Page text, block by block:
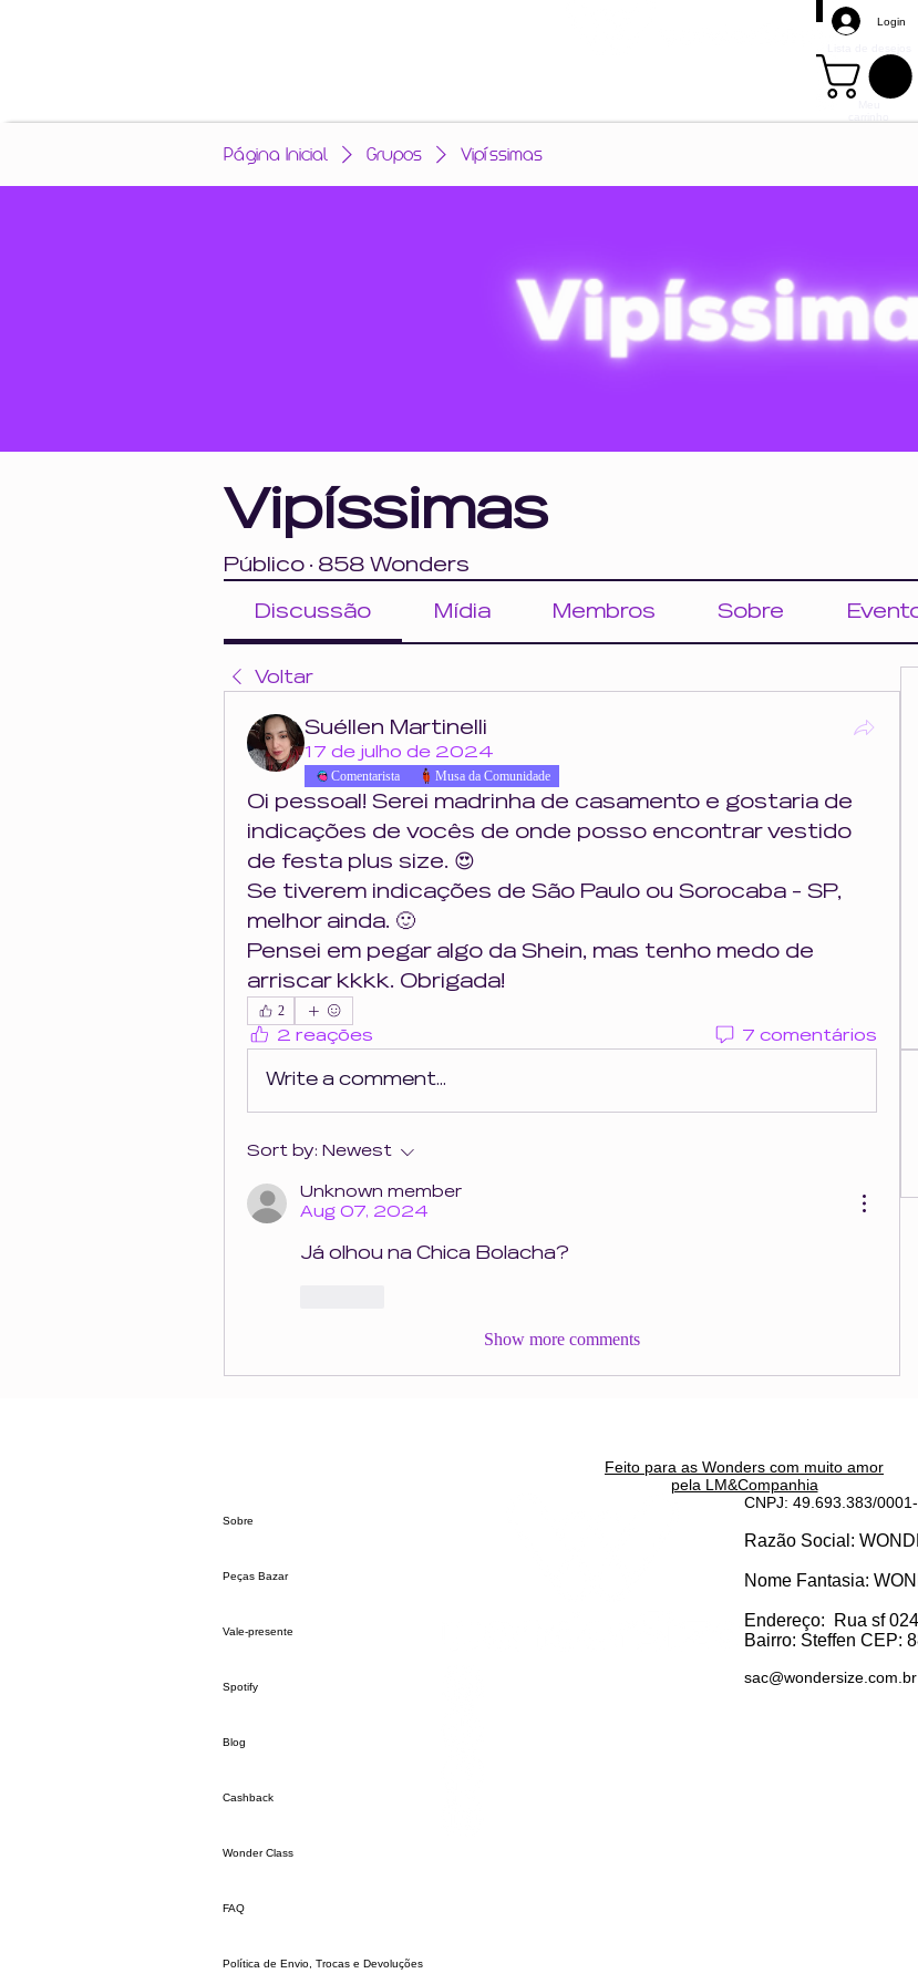
Login
Página Inicial Grupos Vipíssimas
Vipíssimas
Público · 858 Wonders
Discussão Mídia Membros Sobre
Voltar
Suéllen Martinelli
17 de julho de 2024
Comentarista Musa da Comunidade
Oi pessoal! Serei madrinha de casamento e gostaria de
indicações de vocês de onde posso encontrar vestido
de festa plus size. 😍
Se tiverem indicações de São Paulo ou Sorocaba - SP,
melhor ainda. 🙂
Pensei em pegar algo da Shein, mas tenho medo de
arriscar kkkk. Obrigada!
2
2 reações 7 comentários
Write a comment...
Sort by: Newest
Unknown member
Aug 07, 2024
Já olhou na Chica Bolacha?
Show more comments
Feito para as Wonders com muito amor
pela LM&Companhia
Sobre
Peças Bazar
Vale-presente
Spotify
Blog
Cashback
Wonder Class
FAQ
Política de Envio, Trocas e Devoluções
CNPJ: 49.693.383/
Razão Social:
Nome Fantasia:
Endereço:
Rua sf
Bairro: Steffen CEP:
sac@wondersize.com.br